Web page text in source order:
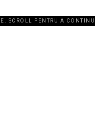
SCROLL PENTRU A